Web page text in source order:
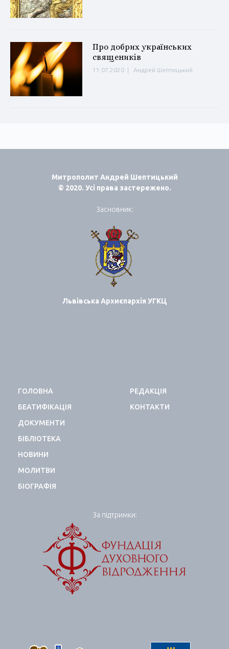
Про добрих українських
священиків
11.07.2020 Андрей Шептицький
Митрополит Андрей Шептицький
© 2020. Усі права застережено.
Засновник:
Львівська Архиєпархія УГКЦ
ГОЛОВНА
БЕАТИФІКАЦІЯ
ДОКУМЕНТИ
БІБЛІОТЕКА
НОВИНИ
МОЛИТВИ
БІОГРАФІЯ
РЕДАКЦІЯ
КОНТАКТИ
За підтримки: